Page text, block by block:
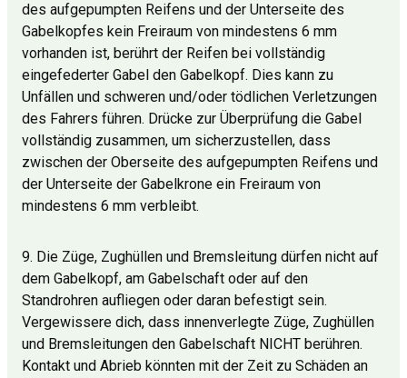
des aufgepumpten Reifens und der Unterseite des
Gabelkopfes kein Freiraum von mindestens 6 mm
vorhanden ist, berührt der Reifen bei vollständig
eingefederter Gabel den Gabelkopf. Dies kann zu
Unfällen und schweren und/oder tödlichen Verletzungen
des Fahrers führen. Drücke zur Überprüfung die Gabel
vollständig zusammen, um sicherzustellen, dass
zwischen der Oberseite des aufgepumpten Reifens und
der Unterseite der Gabelkrone ein Freiraum von
mindestens 6 mm verbleibt.
9. Die Züge, Zughüllen und Bremsleitung dürfen nicht auf
dem Gabelkopf, am Gabelschaft oder auf den
Standrohren aufliegen oder daran befestigt sein.
Vergewissere dich, dass innenverlegte Züge, Zughüllen
und Bremsleitungen den Gabelschaft NICHT berühren.
Kontakt und Abrieb könnten mit der Zeit zu Schäden an